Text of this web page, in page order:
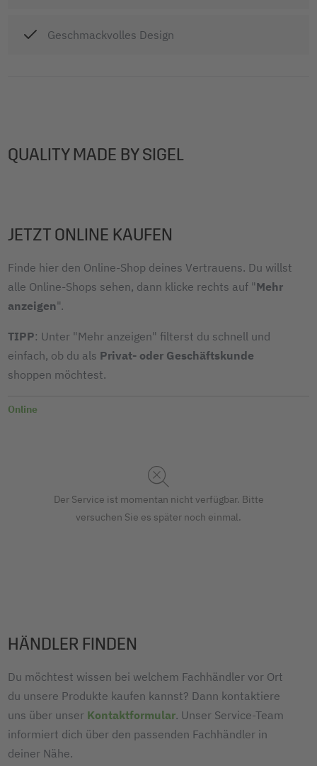
Geschmackvolles Design
QUALITY MADE BY SIGEL
JETZT ONLINE KAUFEN
Finde hier den Online-Shop deines Vertrauens. Du willst
alle Online-Shops sehen, dann klicke rechts auf "Mehr
anzeigen".
TIPP: Unter "Mehr anzeigen" filterst du schnell und
einfach, ob du als Privat- oder Geschäftskunde
shoppen möchtest.
Online
Der Service ist momentan nicht verfügbar. Bitte
versuchen Sie es später noch einmal.
HÄNDLER FINDEN
Du möchtest wissen bei welchem Fachhändler vor Ort
du unsere Produkte kaufen kannst? Dann kontaktiere
uns über unser Kontaktformular. Unser Service-Team
informiert dich über den passenden Fachhändler in
deiner Nähe.